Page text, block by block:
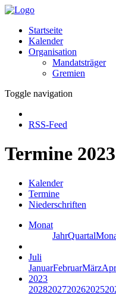
Startseite
Kalender
Organisation
Mandatsträger
Gremien
Toggle navigation
RSS-Feed
Termine 2023
Kalender
Termine
Niederschriften
Monat
JahrQuartal
Juli
JanuarFebruarMärz
2023
2028202720262025